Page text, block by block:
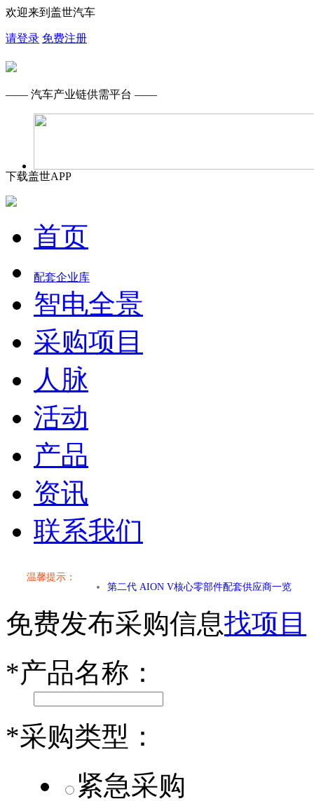
欢迎来到盖世汽车
请登录 免费注册
—— 汽车产业链供需平台 ——
下载盖世APP
首页
配套企业库
智电全景
采购项目
人脉
活动
产品
资讯
联系我们
温馨提示：
小米SU7核心零部件配套供应商一览
第二代 AION V核心零部件配套供应商一览
小米SU7核心零部件配套供应商一览
第二代 AION V核心零部件配套供应商一览
免费发布采购信息找项目
*产品名称：
*采购类型：
紧急采购